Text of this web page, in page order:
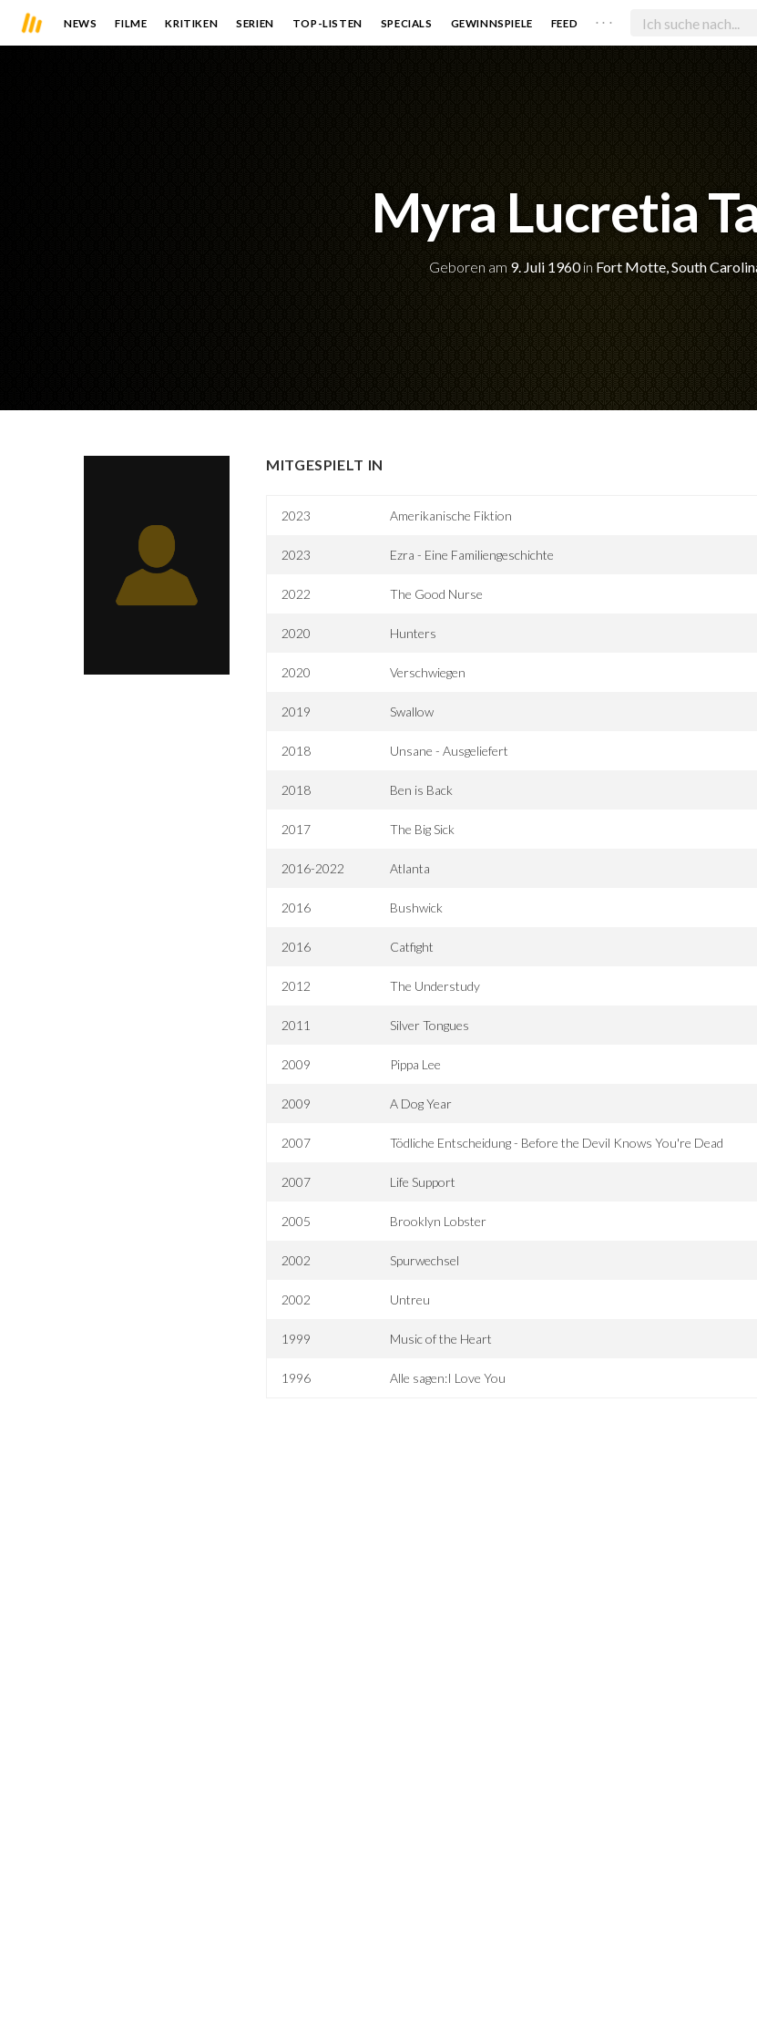
NEWS FILME KRITIKEN SERIEN TOP-LISTEN SPECIALS GEWINNSPIELE FEED . . .
Myra Lucretia
Geboren am 9. Juli 1960in Fort Motte, South
MITGESPIELT IN
2023 Amerikanische Fiktion
2023 Ezra - Eine Familiengeschichte
2022 The Good Nurse
2020 Hunters
2020 Verschwiegen
2019 Swallow
2018 Unsane - Ausgeliefert
2018 Ben is Back
2017 The Big Sick
2016-2022 Atlanta
2016 Bushwick
2016 Catfight
2012 The Understudy
2011 Silver Tongues
2009 Pippa Lee
2009 A Dog Year
2007 Tödliche Entscheidung - Before the Devil Knows You're Dead
2007 Life Support
2005 Brooklyn Lobster
2002 Spurwechsel
2002 Untreu
1999 Music of the Heart
1996 Alle sagen:I Love You